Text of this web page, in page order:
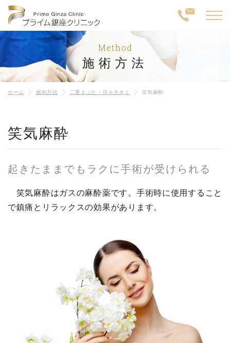
Method
施術方法
ホーム 施術方法 二重まぶた・目を大きく 笑気麻酔
笑気麻酔
起きたままでもラクに手術が受けられる
笑気麻酔はガスの麻酔薬です。手術時に使用すること
で鎮痛とリラックスの効果があります。